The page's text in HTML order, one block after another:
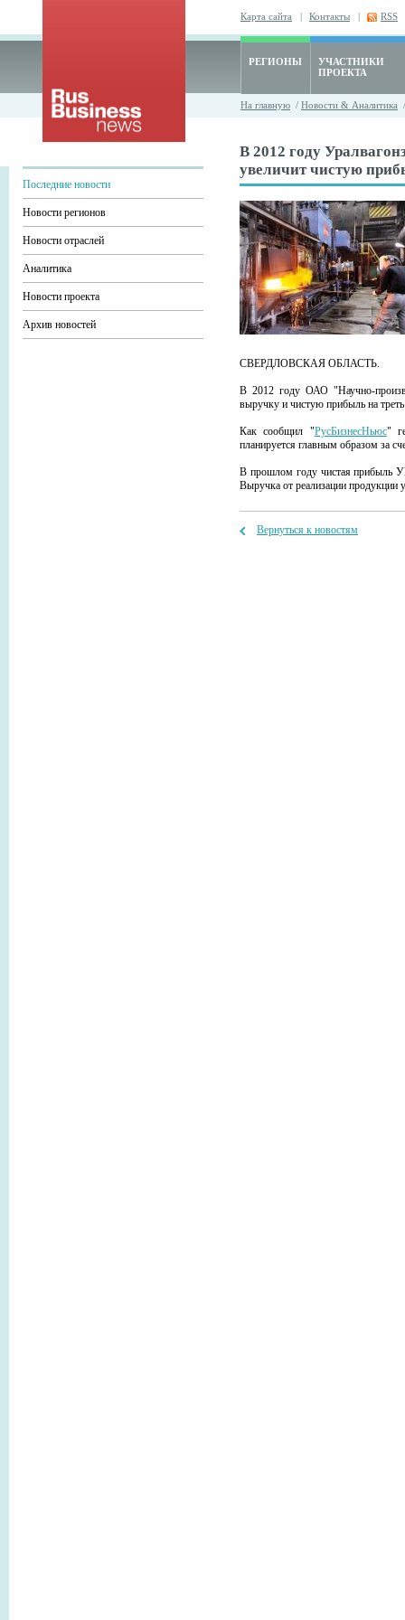
Карта сайта | Контакты | RSS
РЕГИОНЫ
УЧАСТНИКИ
ПРОЕКТА
На главную / Новости & Аналитика
Последние новости
Новости регионов
Новости отраслей
Аналитика
Новости проекта
Архив новостей
В 2012 году
увеличит чистую
СВЕРДЛОВСКАЯ ОБЛАСТЬ.
В 2012 году ОАО "Научно-
выручку и чистую прибыль на
Как сообщил "РусБизнесНьюс"
планируется главным образом за
В прошлом году чистая прибыль
Выручка от реализации продукции
Вернуться к новостям